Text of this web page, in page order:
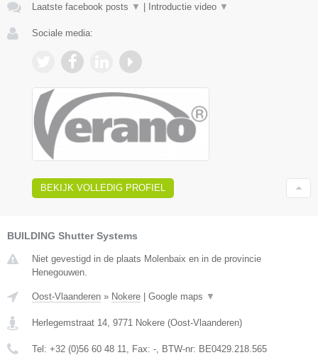
Laatste facebook posts ▼ Introductie video ▼
Sociale media:
BEKIJK VOLLEDIG PROFIEL
BUILDING Shutter Systems
Niet gevestigd in de plaats Molenbaix en in de provincie
Henegouwen.
Oost-Vlaanderen » Nokere Google maps ▼
Herlegemstraat 14 9771 Nokere (Oost-Vlaanderen)
Tel: +32 (0)56 60 48 11 , Fax: - , BTW-nr: BE0429.218.565